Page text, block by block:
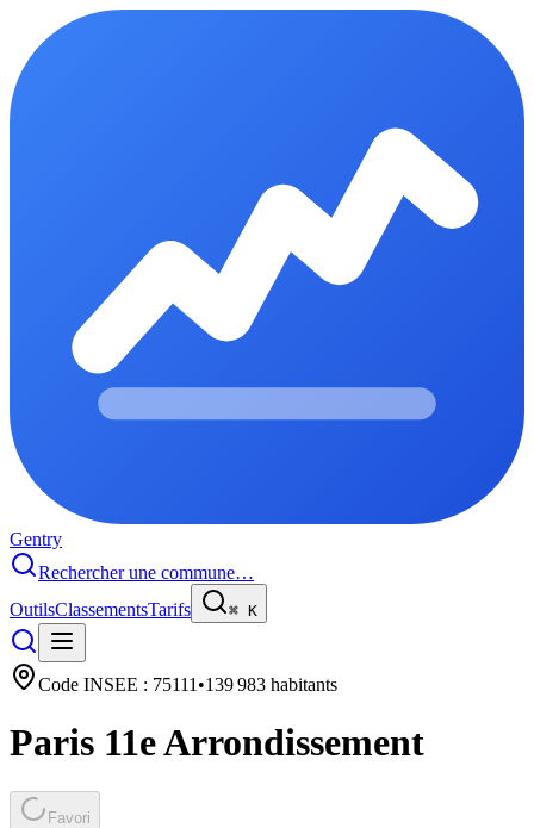
Gentry
Rechercher une commune…
OutilsClassementsTarifs ⌘ K
Code INSEE : 75111 •139 983 habitants
Paris 11e Arrondissement
Favori